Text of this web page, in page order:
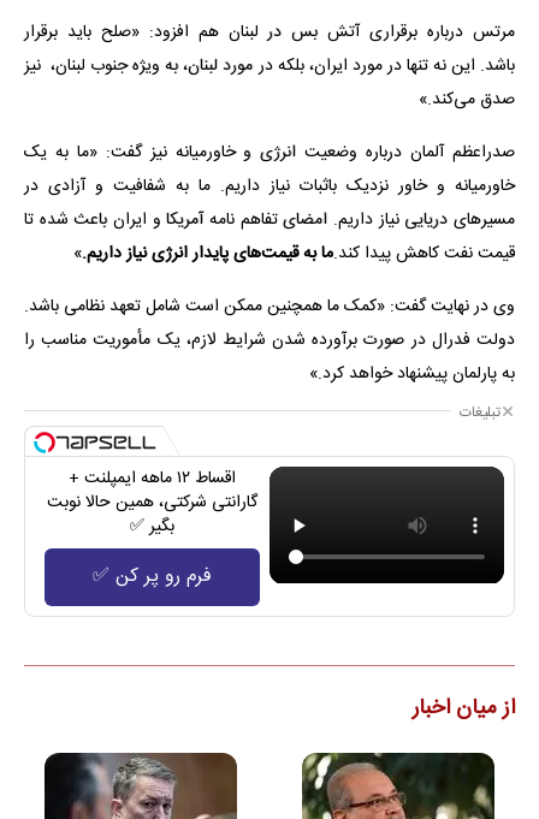
مرتس درباره برقراری آتش بس در لبنان هم افزود: «صلح باید برقرار
باشد. این نه تنها در مورد ایران، بلکه در مورد لبنان، به ویژه جنوب لبنان، نیز
صدق می‌کند.»
صدراعظم آلمان درباره وضعیت انرژی و خاورمیانه نیز گفت: «ما به یک
خاورمیانه و خاور نزدیک باثبات نیاز داریم. ما به شفافیت و آزادی در
مسیرهای دریایی نیاز داریم. امضای تفاهم نامه آمریکا و ایران باعث شده تا
قیمت نفت کاهش پیدا کند.ما به قیمت‌های پایدار انرژی نیاز داریم.»
وی در نهایت گفت: «کمک ما همچنین ممکن است شامل تعهد نظامی باشد.
دولت فدرال در صورت برآورده شدن شرایط لازم، یک مأموریت مناسب را
به پارلمان پیشنهاد خواهد کرد.»
تبلیغات
اقساط ۱۲ ماهه ایمپلنت +
گارانتی شرکتی، همین حالا نوبت
بگیر ✅
فرم رو پر کن ✅
از میان اخبار